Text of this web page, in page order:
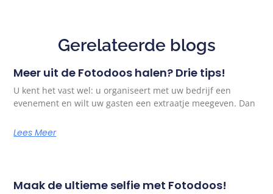
Gerelateerde blogs
Meer uit de Fotodoos halen? Drie tips!
U kent het vast wel: u organiseert met uw bedrijf een
evenement en wilt uw gasten een extraatje meegeven. Dan
Lees Meer
Maak de ultieme selfie met Fotodoos!